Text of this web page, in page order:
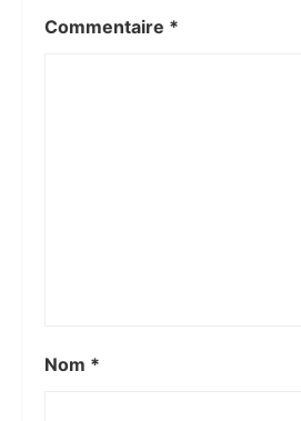
Commentaire *
Nom *